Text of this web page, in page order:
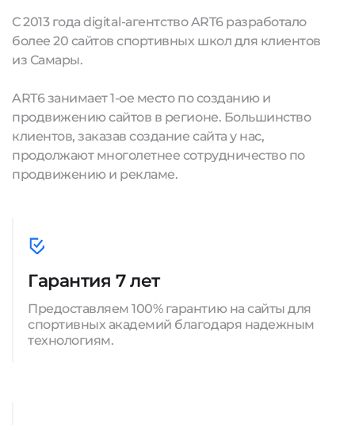
С 2013 года digital-агентство ART6 разработало
более 20 сайтов спортивных школ для клиентов
из Самары.
ART6 занимает 1-ое место по созданию и
продвижению сайтов в регионе. Большинство
клиентов, заказав создание сайта у нас,
продолжают многолетнее сотрудничество по
продвижению и рекламе.
Гарантия 7 лет
Предоставляем 100% гарантию на сайты для
спортивных академий благодаря надежным
технологиям.